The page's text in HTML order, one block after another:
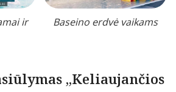
ir
Baseino erdvė vaikams
„Keliaujančios